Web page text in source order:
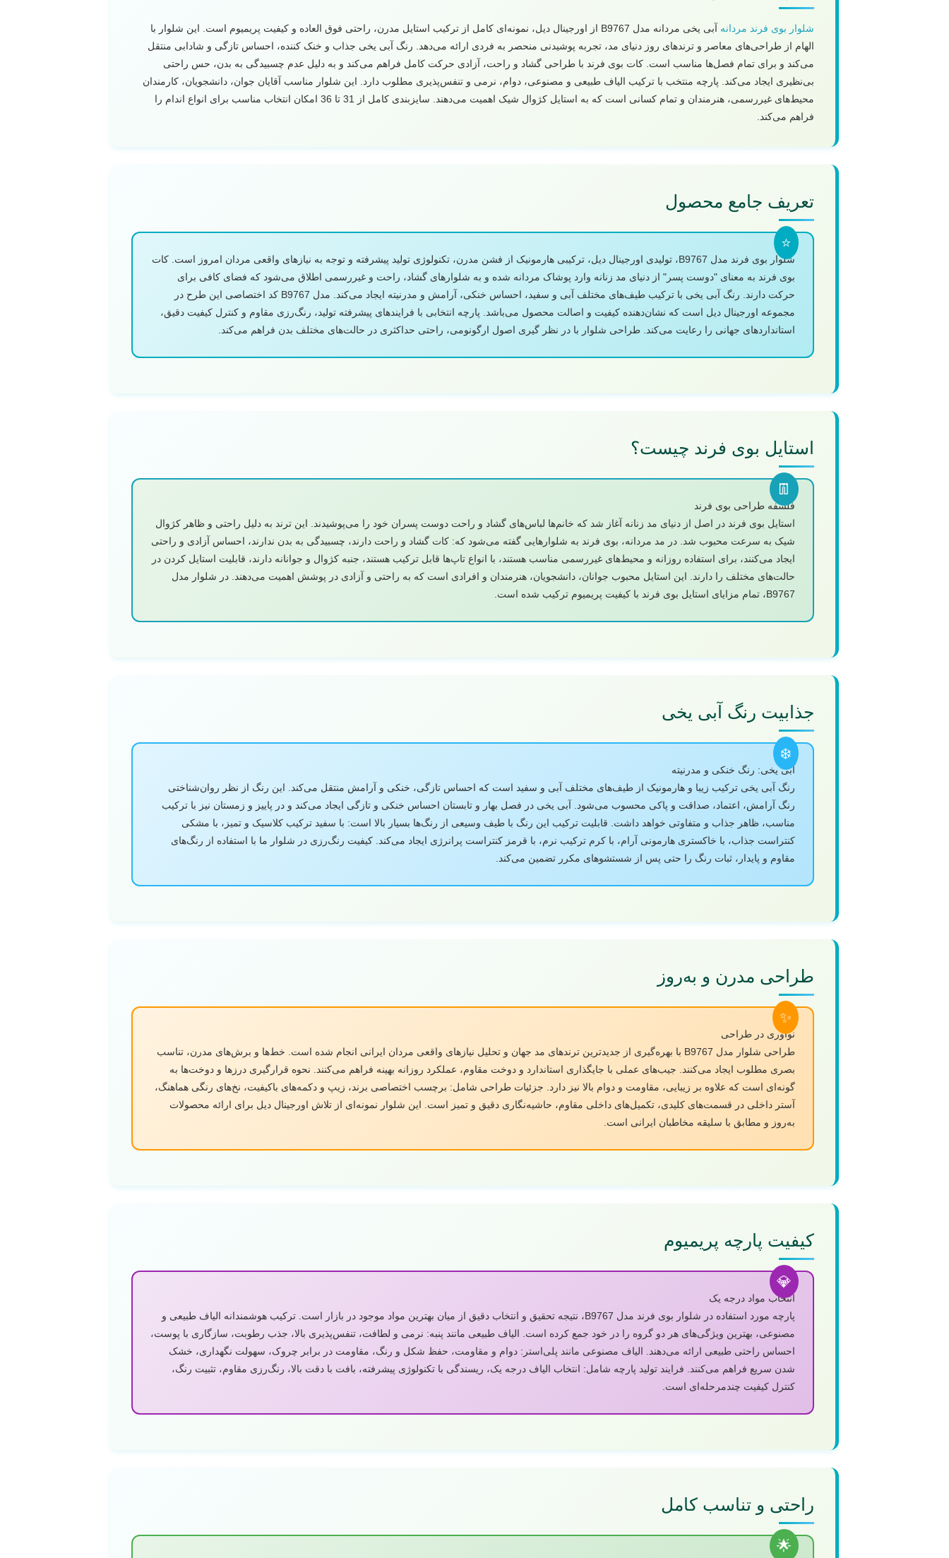
شلوار بوی فرند مردانه
آبی یخی مردانه مدل B9767 از اورجینال دیل، نمونه‌ای کامل از ترکیب استایل مدرن، راحتی فوق العاده و کیفیت پریمیوم است. این شلوار با
الهام از طراحی‌های معاصر و ترندهای روز دنیای مد، تجربه پوشیدنی منحصر به فردی ارائه می‌دهد. رنگ آبی یخی جذاب و خنک کننده، احساس تازگی و شادابی منتقل
می‌کند و برای تمام فصل‌ها مناسب است. کات بوی فرند با طراحی گشاد و راحت، آزادی حرکت کامل فراهم می‌کند و به دلیل عدم چسبیدگی به بدن، حس راحتی
بی‌نظیری ایجاد می‌کند. پارچه منتخب با ترکیب الیاف طبیعی و مصنوعی، دوام، نرمی و تنفس‌پذیری مطلوب دارد. این شلوار مناسب آقایان جوان، دانشجویان، کارمندان
محیط‌های غیررسمی، هنرمندان و تمام کسانی است که به استایل کژوال شیک اهمیت می‌دهند. سایزبندی کامل از 31 تا 36 امکان انتخاب مناسب برای انواع اندام را
فراهم می‌کند.
تعریف جامع محصول
شلوار بوی فرند مدل B9767، تولیدی اورجینال دیل، ترکیبی هارمونیک از فشن مدرن، تکنولوژی تولید پیشرفته و توجه به نیازهای واقعی مردان امروز است. کات
بوی فرند به معنای "دوست پسر" از دنیای مد زنانه وارد پوشاک مردانه شده و به شلوارهای گشاد، راحت و غیررسمی اطلاق می‌شود که فضای کافی برای
حرکت دارند. رنگ آبی یخی با ترکیب طیف‌های مختلف آبی و سفید، احساس خنکی، آرامش و مدرنیته ایجاد می‌کند. مدل B9767 کد اختصاصی این طرح در
مجموعه اورجینال دیل است که نشان‌دهنده کیفیت و اصالت محصول می‌باشد. پارچه انتخابی با فرایندهای پیشرفته تولید، رنگ‌رزی مقاوم و کنترل کیفیت دقیق،
استانداردهای جهانی را رعایت می‌کند. طراحی شلوار با در نظر گیری اصول ارگونومی، راحتی حداکثری در حالت‌های مختلف بدن فراهم می‌کند.
استایل بوی فرند چیست؟
فلسفه طراحی بوی فرند
استایل بوی فرند در اصل از دنیای مد زنانه آغاز شد که خانم‌ها لباس‌های گشاد و راحت دوست پسران خود را می‌پوشیدند. این ترند به دلیل راحتی و ظاهر کژوال
شیک به سرعت محبوب شد. در مد مردانه، بوی فرند به شلوارهایی گفته می‌شود که: کات گشاد و راحت دارند، چسبیدگی به بدن ندارند، احساس آزادی و راحتی
ایجاد می‌کنند، برای استفاده روزانه و محیط‌های غیررسمی مناسب هستند، با انواع تاپ‌ها قابل ترکیب هستند، جنبه کژوال و جوانانه دارند، قابلیت استایل کردن در
حالت‌های مختلف را دارند. این استایل محبوب جوانان، دانشجویان، هنرمندان و افرادی است که به راحتی و آزادی در پوشش اهمیت می‌دهند. در شلوار مدل
B9767، تمام مزایای استایل بوی فرند با کیفیت پریمیوم ترکیب شده است.
جذابیت رنگ آبی یخی
آبی یخی: رنگ خنکی و مدرنیته
رنگ آبی یخی ترکیب زیبا و هارمونیک از طیف‌های مختلف آبی و سفید است که احساس تازگی، خنکی و آرامش منتقل می‌کند. این رنگ از نظر روان‌شناختی
رنگ آرامش، اعتماد، صداقت و پاکی محسوب می‌شود. آبی یخی در فصل بهار و تابستان احساس خنکی و تازگی ایجاد می‌کند و در پاییز و زمستان نیز با ترکیب
مناسب، ظاهر جذاب و متفاوتی خواهد داشت. قابلیت ترکیب این رنگ با طیف وسیعی از رنگ‌ها بسیار بالا است: با سفید ترکیب کلاسیک و تمیز، با مشکی
کنتراست جذاب، با خاکستری هارمونی آرام، با کرم ترکیب نرم، با قرمز کنتراست پرانرژی ایجاد می‌کند. کیفیت رنگ‌رزی در شلوار ما با استفاده از رنگ‌های
مقاوم و پایدار، ثبات رنگ را حتی پس از شستشوهای مکرر تضمین می‌کند.
طراحی مدرن و به‌روز
نوآوری در طراحی
طراحی شلوار مدل B9767 با بهره‌گیری از جدیدترین ترندهای مد جهان و تحلیل نیازهای واقعی مردان ایرانی انجام شده است. خط‌ها و برش‌های مدرن، تناسب
بصری مطلوب ایجاد می‌کنند. جیب‌های عملی با جایگذاری استاندارد و دوخت مقاوم، عملکرد روزانه بهینه فراهم می‌کنند. نحوه قرارگیری درز‌ها و دوخت‌ها به
گونه‌ای است که علاوه بر زیبایی، مقاومت و دوام بالا نیز دارد. جزئیات طراحی شامل: برچسب اختصاصی برند، زیپ و دکمه‌های باکیفیت، نخ‌های رنگی هماهنگ،
آستر داخلی در قسمت‌های کلیدی، تکمیل‌های داخلی مقاوم، حاشیه‌نگاری دقیق و تمیز است. این شلوار نمونه‌ای از تلاش اورجینال دیل برای ارائه محصولات
به‌روز و مطابق با سلیقه مخاطبان ایرانی است.
کیفیت پارچه پریمیوم
انتخاب مواد درجه یک
پارچه مورد استفاده در شلوار بوی فرند مدل B9767، نتیجه تحقیق و انتخاب دقیق از میان بهترین مواد موجود در بازار است. ترکیب هوشمندانه الیاف طبیعی و
مصنوعی، بهترین ویژگی‌های هر دو گروه را در خود جمع کرده است. الیاف طبیعی مانند پنبه: نرمی و لطافت، تنفس‌پذیری بالا، جذب رطوبت، سازگاری با پوست،
احساس راحتی طبیعی ارائه می‌دهند. الیاف مصنوعی مانند پلی‌استر: دوام و مقاومت، حفظ شکل و رنگ، مقاومت در برابر چروک، سهولت نگهداری، خشک
شدن سریع فراهم می‌کنند. فرایند تولید پارچه شامل: انتخاب الیاف درجه یک، ریسندگی با تکنولوژی پیشرفته، بافت با دقت بالا، رنگ‌رزی مقاوم، تثبیت رنگ،
کنترل کیفیت چندمرحله‌ای است.
راحتی و تناسب کامل